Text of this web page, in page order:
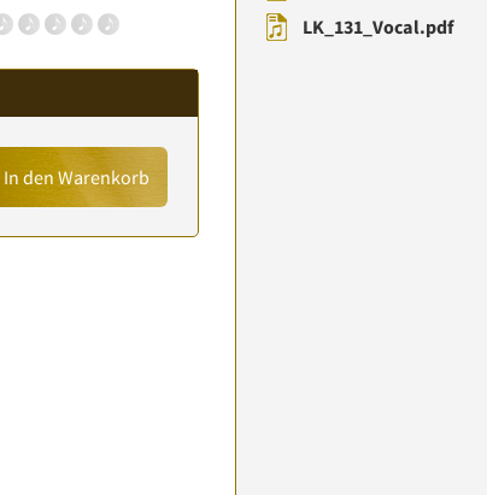
In den Warenkorb
LK_131_Vocal.pdf